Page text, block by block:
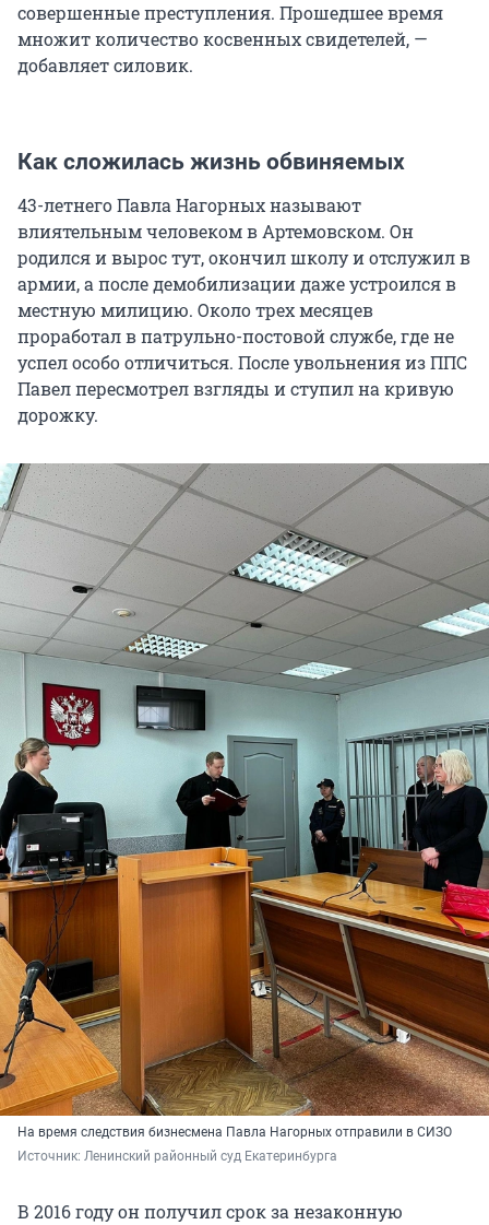
совершенные преступления. Прошедшее время
множит количество косвенных свидетелей, —
добавляет силовик.
Как сложилась жизнь обвиняемых
43-летнего Павла Нагорных называют
влиятельным человеком в Артемовском. Он
родился и вырос тут, окончил школу и отслужил в
армии, а после демобилизации даже устроился в
местную милицию. Около трех месяцев
проработал в патрульно-постовой службе, где не
успел особо отличиться. После увольнения из ППС
Павел пересмотрел взгляды и ступил на кривую
дорожку.
На время следствия бизнесмена Павла Нагорных отправили в СИЗО
Источник: Ленинский районный суд Екатеринбурга
В 2016 году он получил срок за незаконную